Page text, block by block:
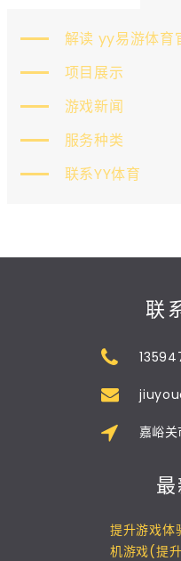
解读 yy易游体育
项目展示
游戏新闻
服务种类
联系YY体育
联
嘉峪
提升游戏体
机游戏(提